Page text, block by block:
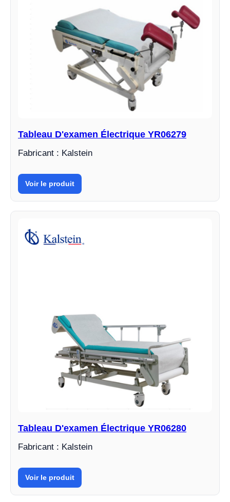
Tableau D'examen Électrique YR06279
Fabricant : Kalstein
Voir le produit
Tableau D'examen Électrique YR06280
Fabricant : Kalstein
Voir le produit